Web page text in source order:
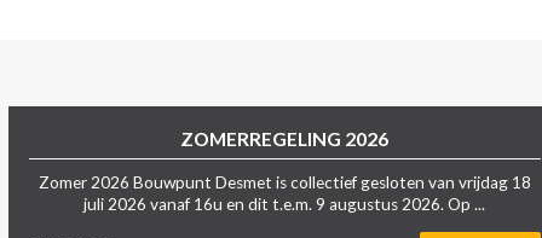
ZOMERREGELING 2026
Zomer 2026 Bouwpunt Desmet is collectief gesloten van vrijdag 18
juli 2026 vanaf 16u en dit t.e.m. 9 augustus 2026. Op ...